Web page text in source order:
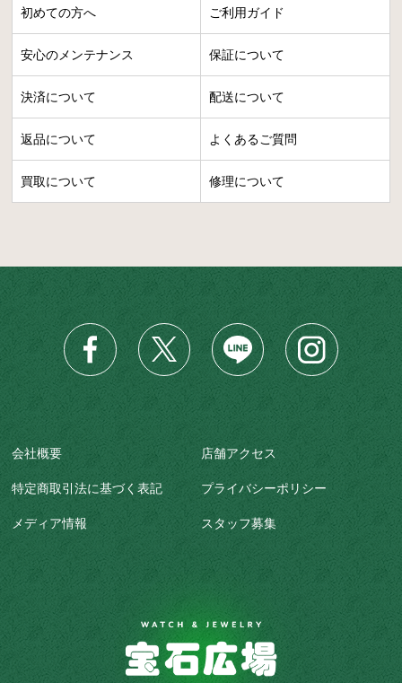
初めての方へ ご利用ガイド
安心のメンテナンス 保証について
決済について 配送について
返品について よくあるご質問
買取について 修理について
会社概要 店舗アクセス
特定商取引法に基づく表記 プライバシーポリシー
メディア情報 スタッフ募集